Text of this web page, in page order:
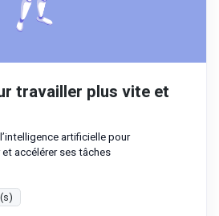
travailler plus vite et
artificielle pour
accélérer ses tâches